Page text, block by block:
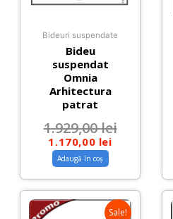
Bideuri suspendate
Bideu
suspendat
Omnia
Arhitectura
patrat
1.929,00lei
1.170,00 lei
Adaugă în coș
Sale!